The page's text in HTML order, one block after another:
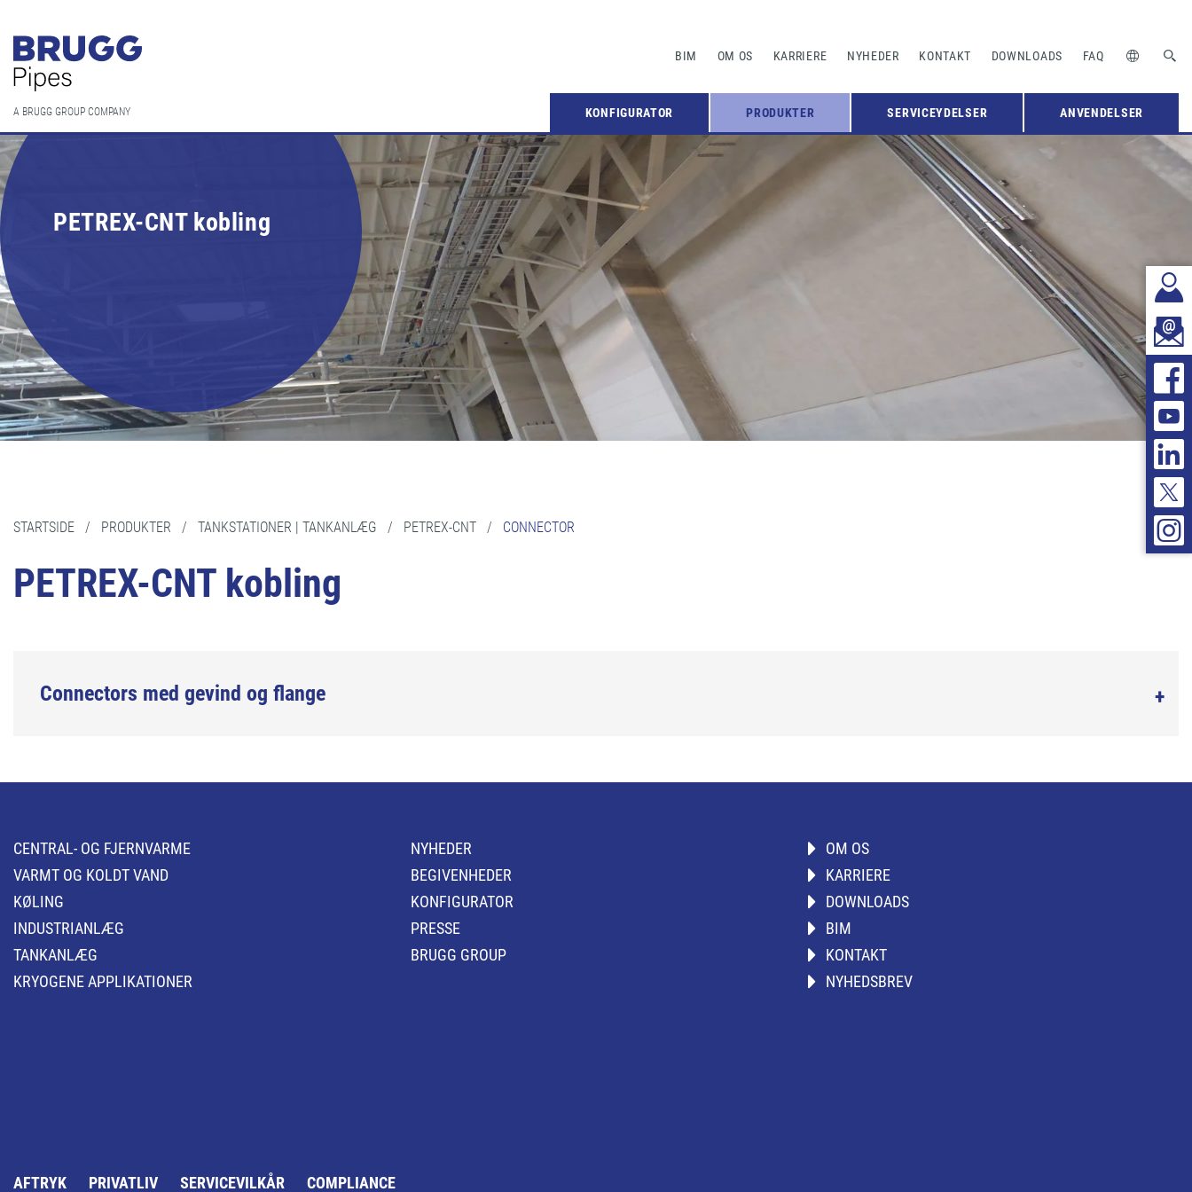
BIM OM OS KARRIERE NYHEDER KONTAKT DOWNLOADS FAQ
A BRUGG GROUP COMPANY KONFIGURATOR PRODUKTER SERVICEYDELSER ANVENDELSER
PETREX-CNT kobling
STARTSIDE / PRODUKTER / TANKSTATIONER | TANKANLÆG / PETREX-CNT / CONNECTOR
PETREX-CNT kobling
Connectors med gevind og flange
CENTRAL- OG FJERNVARME
VARMT OG KOLDT VAND
KØLING
INDUSTRIANLÆG
TANKANLÆG
KRYOGENE APPLIKATIONER
NYHEDER
BEGIVENHEDER
KONFIGURATOR
PRESSE
BRUGG GROUP
OM OS
KARRIERE
DOWNLOADS
BIM
KONTAKT
NYHEDSBREV
AFTRYK PRIVATLIV SERVICEVILKÅR COMPLIANCE